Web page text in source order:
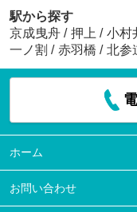
駅から探す
京成曳舟 / 押上 / 小村
一ノ割 / 赤羽橋 / 北参
ホーム
お問い合わせ